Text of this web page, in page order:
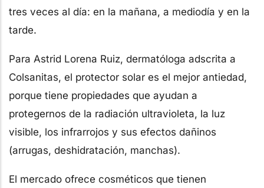
tres veces al día: en la mañana, a mediodía y en la
tarde.
Para Astrid Lorena Ruiz, dermatóloga adscrita a
Colsanitas, el protector solar es el mejor antiedad,
porque tiene propiedades que ayudan a
protegernos de la radiación ultravioleta, la luz
visible, los infrarrojos y sus efectos dañinos
(arrugas, deshidratación, manchas).
El mercado ofrece cosméticos que tienen